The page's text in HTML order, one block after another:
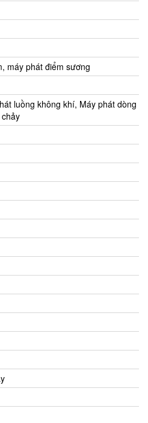
máy phát điểm sương
luồng không khí, Máy phát dòng